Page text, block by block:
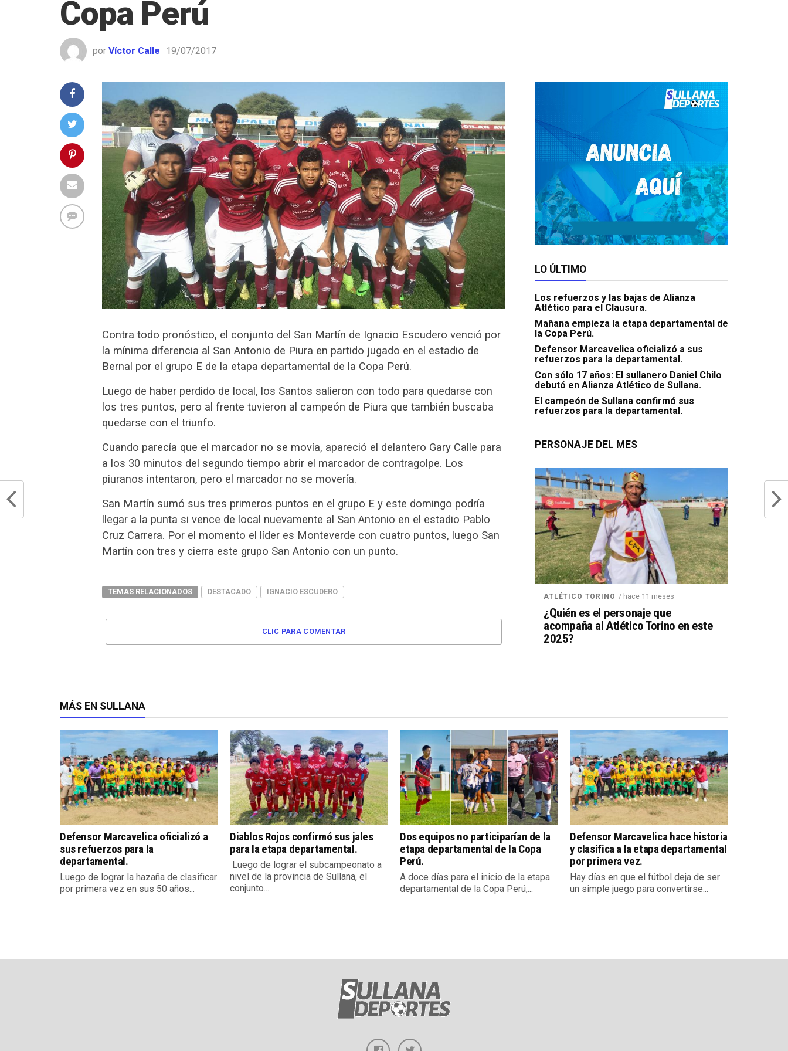
Copa Perú
por Víctor Calle 19/07/2017
Contra todo pronóstico, el conjunto del San Martín de Ignacio Escudero venció por
la mínima diferencia al San Antonio de Piura en partido jugado en el estadio de
Bernal por el grupo E de la etapa departamental de la Copa Perú.
Luego de haber perdido de local, los Santos salieron con todo para quedarse con
los tres puntos, pero al frente tuvieron al campeón de Piura que también buscaba
quedarse con el triunfo.
Cuando parecía que el marcador no se movía, apareció el delantero Gary Calle para
a los 30 minutos del segundo tiempo abrir el marcador de contragolpe. Los
piuranos intentaron, pero el marcador no se movería.
San Martín sumó sus tres primeros puntos en el grupo E y este domingo podría
llegar a la punta si vence de local nuevamente al San Antonio en el estadio Pablo
Cruz Carrera. Por el momento el líder es Monteverde con cuatro puntos, luego San
Martín con tres y cierra este grupo San Antonio con un punto.
TEMAS RELACIONADOS DESTACADO IGNACIO ESCUDERO
CLIC PARA COMENTAR
LO ÚLTIMO
Los refuerzos y las bajas de Alianza
Atlético para el Clausura.
Mañana empieza la etapa departamental de
la Copa Perú.
Defensor Marcavelica oficializó a sus
refuerzos para la departamental.
Con sólo 17 años: El sullanero Daniel Chilo
debutó en Alianza Atlético de Sullana.
El campeón de Sullana confirmó sus
refuerzos para la departamental.
PERSONAJE DEL MES
ATLÉTICO TORINO / hace 11 meses
¿Quién es el personaje que
acompaña al Atlético Torino en este
2025?
MÁS EN SULLANA
Defensor Marcavelica oficializó a
sus refuerzos para la
departamental.
Luego de lograr la hazaña de clasificar
por primera vez en sus 50 años...
Diablos Rojos confirmó sus jales
para la etapa departamental.
Luego de lograr el subcampeonato a
nivel de la provincia de Sullana, el
conjunto...
Dos equipos no participarían de la
etapa departamental de la Copa
Perú.
A doce días para el inicio de la etapa
departamental de la Copa Perú,...
Defensor Marcavelica hace historia
y clasifica a la etapa departamental
por primera vez.
Hay días en que el fútbol deja de ser
un simple juego para convertirse...